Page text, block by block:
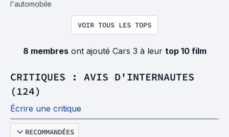
l'automobile
VOIR TOUS LES TOPS
8 membresont ajouté Cars 3 à leur top 10 film
CRITIQUES : AVIS D'INTERNAUTES
(124)
Écrire une critique
RECOMMANDÉES